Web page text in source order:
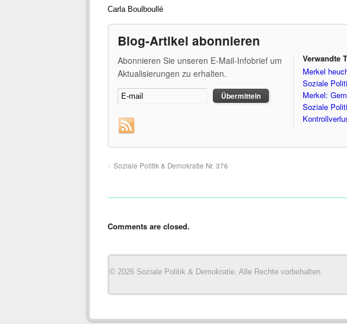
Carla Boulboullé
Blog-Artikel abonnieren
Abonnieren Sie unseren E-Mail-Infobrief um
Aktualisierungen zu erhalten.
Verwandte
Merkel
Soziale
Merkel:
Soziale
Soziale Politik & Demokratie Nr. 376
Comments are closed.
© 2026 Soziale Politik & Demokratie. Alle Rechte vorbehalten.